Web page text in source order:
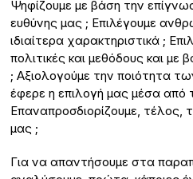
Ψηφίζουμε με βάση την
ευθύνης μας ; Επιλέγουμε
ιδιαίτερα χαρακτηριστικά ;
πολιτικές και μεθόδους και με
; Αξιολογούμε την ποιότητα
έφερε η επιλογή μας μέσα από
Επαναπροσδιορίζουμε, τέλος,
μας ;
Για να απαντήσουμε στα